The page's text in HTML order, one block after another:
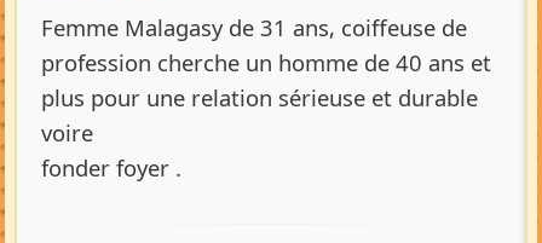
Femme Malagasy de 31 ans, coiffeuse de
profession cherche un homme de 40 ans et
plus pour une relation sérieuse et durable
voire
fonder foyer .